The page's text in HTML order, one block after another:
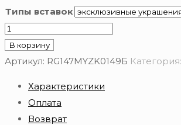
Типы вставок
Количество
товара
Золотое
пробы
В корзину
Артикул: RG147MYZK0149Б Категория:
Характеристики
Оплата
Возврат